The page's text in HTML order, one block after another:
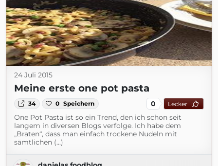
24 Juli 2015
Meine erste one pot pasta
34 0 Speichern 0 Lecker
One Pot Pasta ist so ein Trend, den ich schon seit
langem in diversen Blogs verfolge. Ich habe dem
„Braten“, dass man einfach trockene Nudeln mit
sämtlichen (...)